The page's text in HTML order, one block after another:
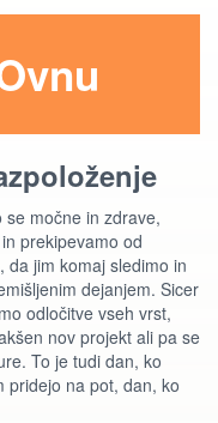
močne in zdrave,
prekipevamo od
da jim komaj sledimo in
dejanjem. Sicer
odločitve vseh vrst,
nov projekt ali pa se
To je tudi dan, ko
pridejo na pot, dan, ko